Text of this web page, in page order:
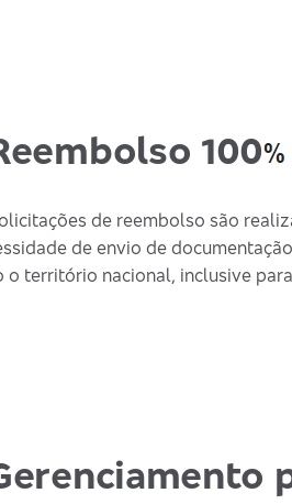
100
de reembolso são
de envio de
o território nacional, inclusive